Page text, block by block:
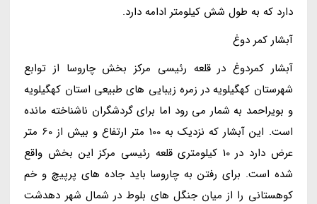
دارد که به طول شش کیلومتر ادامه دارد.
آبشار کمر دوغ
آبشار کمردوغ در قلعه رئیسی مرکز بخش چاروسا از توابع
شهرستان کهگیلویه در زمره زیبایی های طبیعی استان کهگیلویه
و بویراحمد به شمار می رود اما برای گردشگران ناشناخته مانده
است. این آبشار که نزدیک به 100 متر ارتفاع و بیش از 60 متر
عرض دارد در 10 کیلومتری قلعه رئیسی مرکز این بخش واقع
شده است. برای رفتن به چاروسا باید جاده های پرپیچ و خم
کوهستانی را از میان جنگل های بلوط در شمال شهر دهدشت